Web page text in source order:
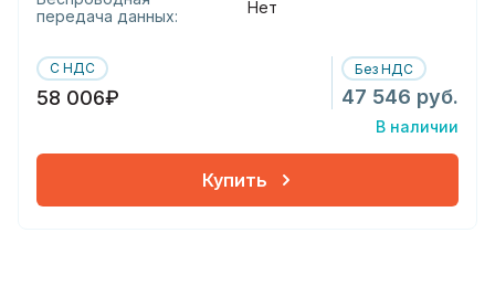
передача данных:
Нет
С НДС
58 006₽
Без НДС
47 546 руб.
В наличии
Купить